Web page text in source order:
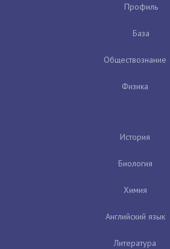
Профиль
База
Обществознание
Физика
История
Биология
Химия
Английский язык
Литература